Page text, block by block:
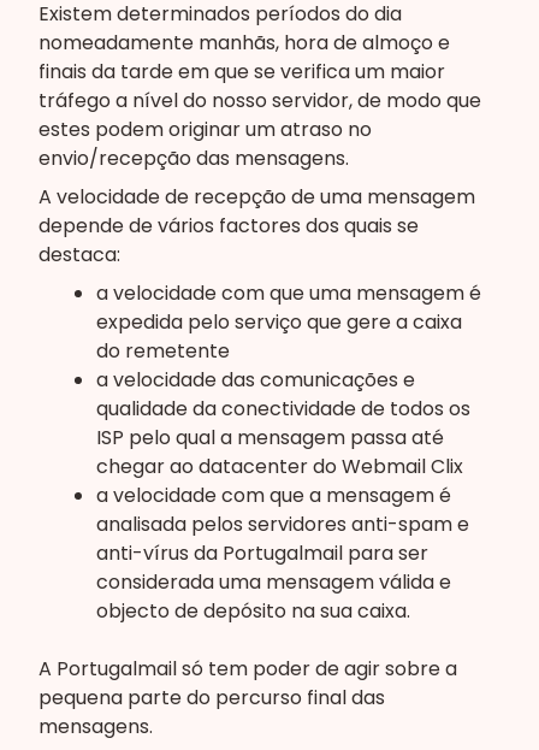
Existem determinados períodos do dia
nomeadamente manhãs, hora de almoço e
finais da tarde em que se verifica um maior
tráfego a nível do nosso servidor, de modo que
estes podem originar um atraso no
envio/recepção das mensagens.
A velocidade de recepção de uma mensagem
depende de vários factores dos quais se
destaca:
a velocidade com que uma mensagem é
expedida pelo serviço que gere a caixa
do remetente
a velocidade das comunicações e
qualidade da conectividade de todos os
ISP pelo qual a mensagem passa até
chegar ao datacenter do Webmail Clix
a velocidade com que a mensagem é
analisada pelos servidores anti-spam e
anti-vírus da Portugalmail para ser
considerada uma mensagem válida e
objecto de depósito na sua caixa.
A Portugalmail só tem poder de agir sobre a
pequena parte do percurso final das
mensagens.